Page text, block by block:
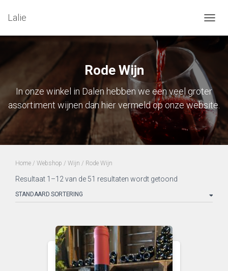
Lalie
Rode Wijn
In onze winkel in Dalen hebben we een veel groter
assortiment wijnen dan hier vermeld op onze website.
Home / Webshop / Wijn / Rode Wijn
Resultaat 1–12 van de 51 resultaten wordt getoond